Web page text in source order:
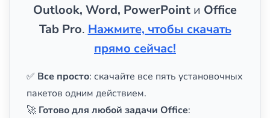
Outlook, Word, PowerPoint и Office
Tab Pro. Нажмите, чтобы скачать
прямо сейчас!
✅ Все просто: скачайте все пять установочных
пакетов одним действием.
🚀 Готово для любой задачи Office: